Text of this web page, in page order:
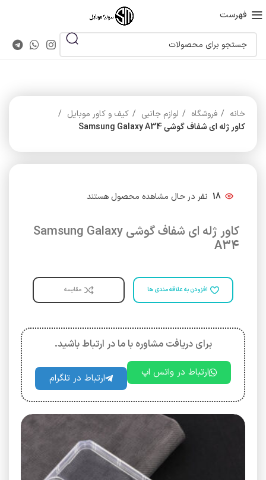
فهرست
خانه فروشگاه لوازم جانبی
کیف و کاور موبایل
کاور ژله ای شفاف گوشی Samsung Galaxy A34
18 نفر در حال مشاهده محصول هستند
کاور ژله ای شفاف گوشی Samsung Galaxy
A34
افزودن به علاقه مندی ها مقایسه
برای دریافت مشاوره با ما در ارتباط باشید.
ارتباط در واتس اپ ارتباط در تلگرام